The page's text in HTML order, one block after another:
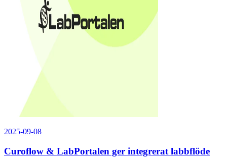
2025-09-08
Curoflow & LabPortalen ger integrerat labbflöde